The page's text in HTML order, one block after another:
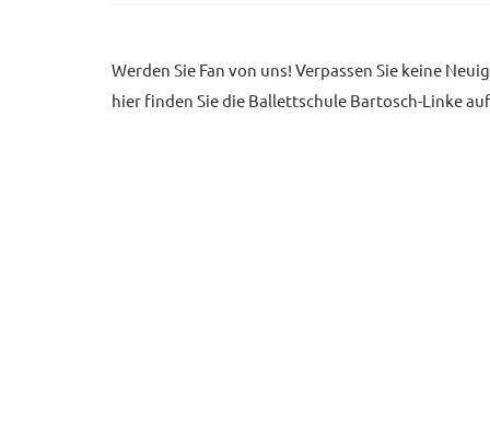
Werden Sie Fan von uns! Verpassen Sie keine
hier finden Sie die Ballettschule Bartosch-Linke auf